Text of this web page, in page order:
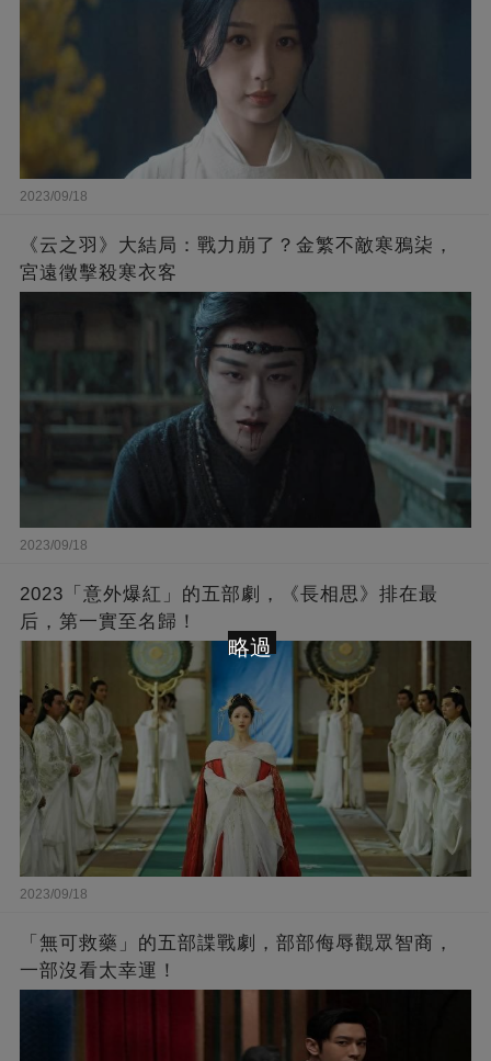
2023/09/18
《云之羽》大結局：戰力崩了？金繁不敵寒鴉柒，
宮遠徵擊殺寒衣客
2023/09/18
2023「意外爆紅」的五部劇，《長相思》排在最
后，第一實至名歸！
2023/09/18
「無可救藥」的五部諜戰劇，部部侮辱觀眾智商，
一部沒看太幸運！
略過